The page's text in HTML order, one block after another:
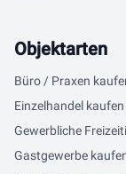
Objektarten
Büro / Praxen
Einzelhandel
Gewerbliche
Gastgewerbe